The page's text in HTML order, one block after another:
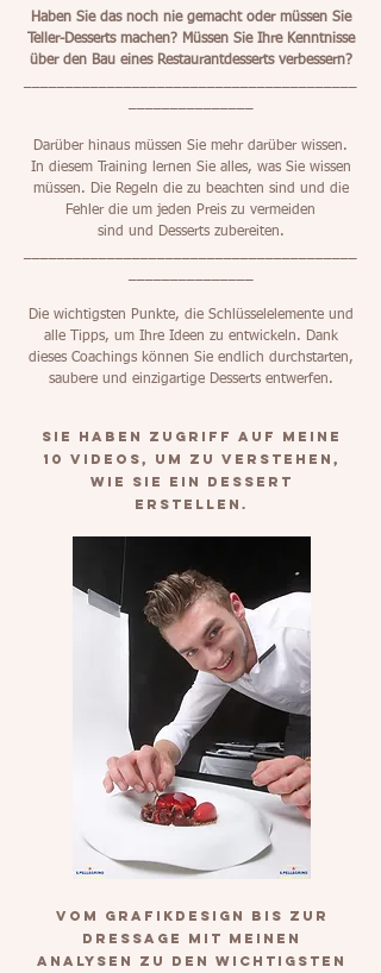
Haben Sie das noch nie gemacht oder müssen Sie
Teller-Desserts machen? Müssen Sie Ihre Kenntnisse
über den Bau eines Restaurantdesserts verbessern?
Darüber hinaus müssen Sie mehr darüber wissen.
In diesem Training lernen Sie alles, was Sie wissen
müssen. Die Regeln die zu beachten sind und die
Fehler die um jeden Preis zu vermeiden
sind und Desserts zubereiten.
Die wichtigsten Punkte, die Schlüsselelemente und
alle Tipps, um Ihre Ideen zu entwickeln. Dank
dieses Coachings können Sie endlich durchstarten,
saubere und einzigartige Desserts entwerfen.
Sie haben Zugriff auf meine
10 Videos, um zu verstehen,
wie Sie ein Dessert
erstellen.
Vom Grafikdesign bis zur
Dressage mit meinen
Analysen zu den wichtigsten